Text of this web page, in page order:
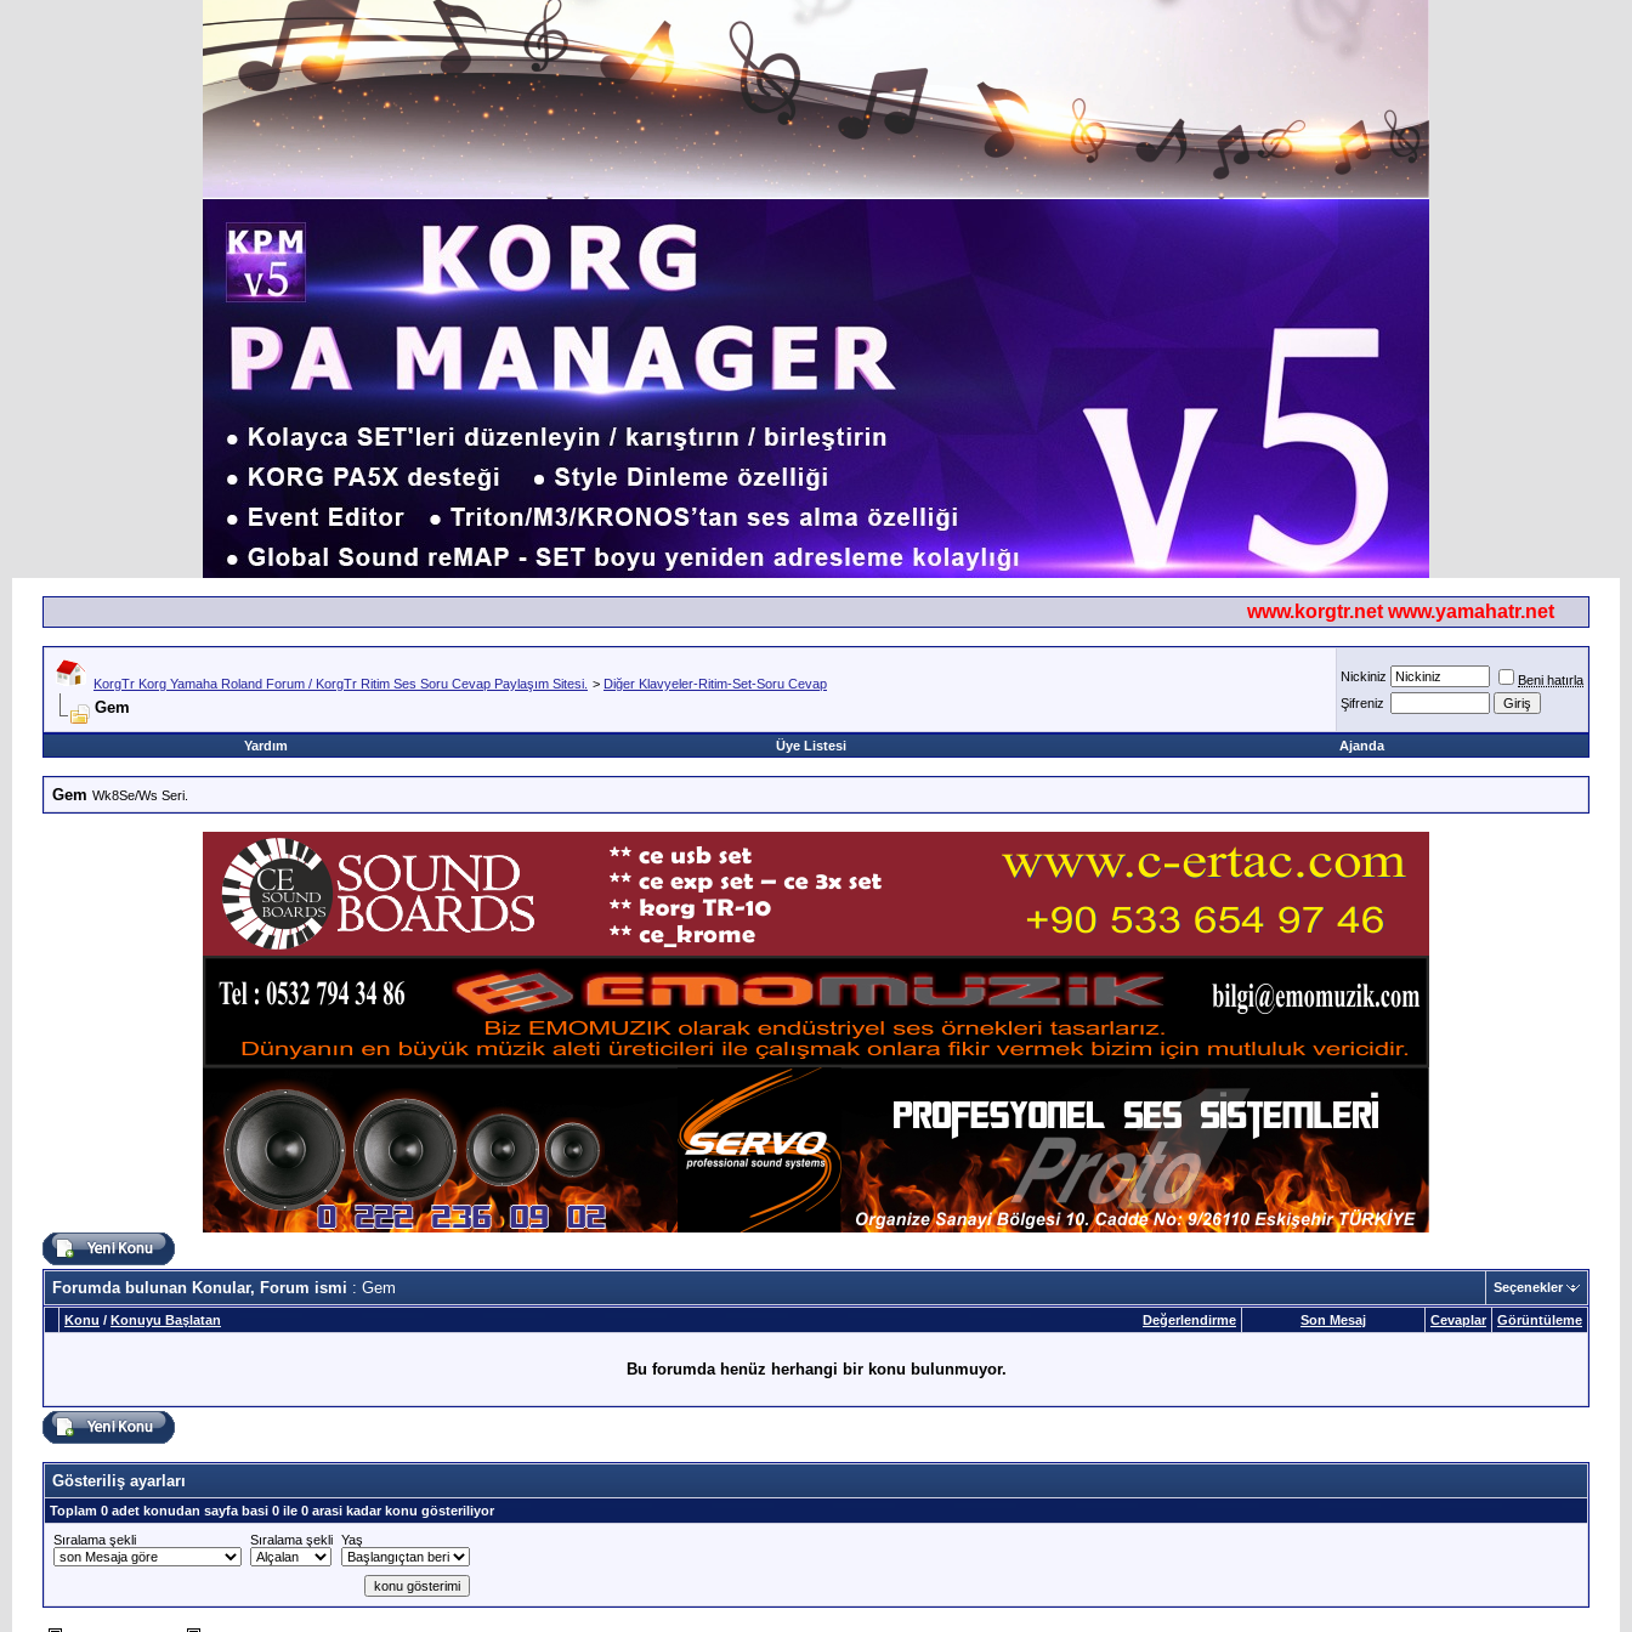
www.korgtr.net www.yamahatr.net
KorgTr Korg Yamaha Roland Forum / KorgTr Ritim Ses Soru Cevap Paylaşım Sitesi. > Diğer Klavyeler-Ritim-Set-Soru Cevap
Gem
Nickiniz
Beni hatırla
Şifreniz
Yardım Üye Listesi Ajanda
Gem Wk8Se/Ws Seri.
Forumda bulunan Konular, Forum ismi : Gem Seçenekler
Değerlendirme
Konu / Konuyu Başlatan Son Mesaj Cevaplar Görüntüleme
Bu forumda henüz herhangi bir konu bulunmuyor.
Gösteriliş ayarları
Toplam 0 adet konudan sayfa basi 0 ile 0 arasi kadar konu gösteriliyor
Sıralama şekli
Sıralama şekli Yaş